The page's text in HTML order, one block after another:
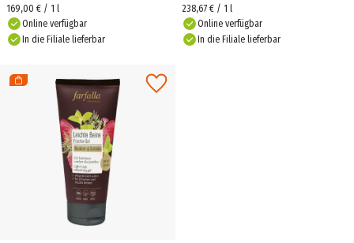
169,00 € / 1 l
Online verfügbar
In die Filiale lieferbar
238,67 € / 1 l
Online verfügbar
In die Filiale lieferbar